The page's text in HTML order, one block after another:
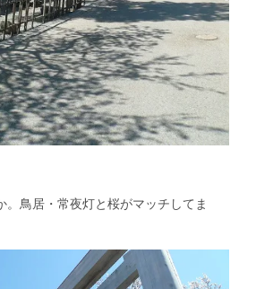
鳥居・常夜灯と桜がマッチしてま